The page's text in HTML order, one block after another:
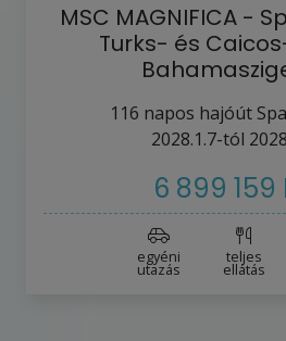
MSC MAGNIFICA -
Turks- és
116 napos hajóút
2028.1.7-tól
6 899 159
egyéni
utazás
teljes
ellátás